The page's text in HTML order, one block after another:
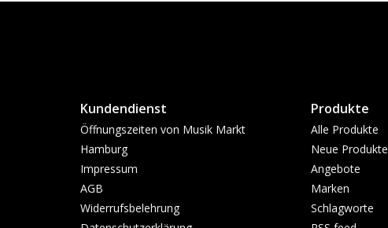
Kundendienst
Öffnungszeiten von Musik Markt
Hamburg
Impressum
AGB
Widerrufsbelehrung
Produkte
Alle Produkte
Neue Produkte
Angebote
Marken
Schlagworte